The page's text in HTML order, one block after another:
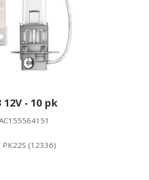
- 10 pk
(12336)